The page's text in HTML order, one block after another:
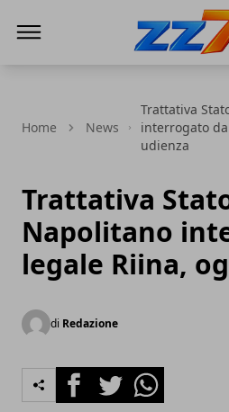
Home News
Trattativa
interrogato
udienza
Trattativa
Napolitano
legale Riina,
di Redazione
FacebookTwitterWhatsapp